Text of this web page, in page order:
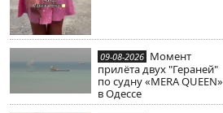
09-08-2026 Момент
прилёта двух "Гераней"
по судну «MERA QUEEN»
в Одессе